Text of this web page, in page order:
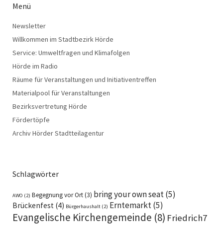
Menü
Newsletter
Willkommen im Stadtbezirk Hörde
Service: Umweltfragen und Klimafolgen
Hörde im Radio
Räume für Veranstaltungen und Initiativentreffen
Materialpool für Veranstaltungen
Bezirksvertretung Hörde
Fördertöpfe
Archiv Hörder Stadtteilagentur
Schlagwörter
AWO (2) Begegnung vor Ort(3) bring your own seat(5)
Brückenfest (4) Bürgerhaushalt (2) Erntemarkt(5)
Evangelische Kirchengemeinde (8) Friedrich7